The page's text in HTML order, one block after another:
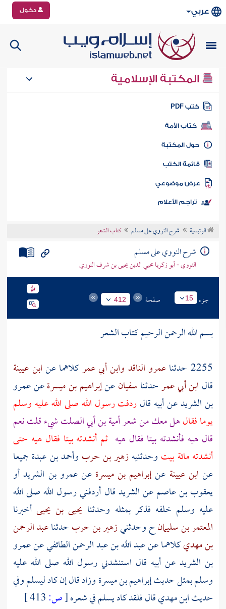
عربي دخول
المكتبة الإسلامية
كتب PDF
كتاب الأمة
المكتبة
الكتب
موضوعي
تراجم الأعلام
الرئيسية شرح النووي على مسلم كتاب الشعر
شرح النووي على مسلم
النووي - أبو زكريا محيي الدين يحيى بن شرف النووي
جزء 15 صفحة 412
بسم الله الرحمن الرحيم كتاب الشعر
2255 حدثنا
عمرو الناقد وابن أبي عمركلاهما عنابن عيينة
قال ابن أبي عمرحدثناسفيانعنإبراهيم بن ميسرةعنعمرو
بن الشريدعنأبيه قالردفت رسول الله صلى الله عليه وسلم
يوما فقالهل معك من شعرأمية بن أبي الصلتشيء قلت نعم
قال هيه فأنشدته بيتا فقال هيه ثم أنشدته بيتا فقال هيه حتى
أنشدته مائة بيت وحدثنيهزهير بن حرب وأحمد بن عبدة جميعا
عن ابن عيينة عنإبراهيم بن ميسرةعنعمرو بن الشريدأو
يعقوب بن عاصمعنالشريدقال أردفني رسول الله صلى الله
عليه وسلم خلفه فذكر بمثله وحدثنا يحيى بن يحيى أخبرنا
المعتمر بن سليمانح وحدثنيزهير بن حربحدثناعبد الرحمن
بن مهديكلاهما عنعبد الله بن عبد الرحمن الطائفيعنعمرو
بن الشريدعنأبيه قال استنشدني رسول الله صلى الله عليه
وسلم بمثل حديثإبراهيم بن ميسرةوزاد قال إن كاد ليسلم وفي
حديثابن مهديقال فلقد كاد يسلم في شعره[ص: